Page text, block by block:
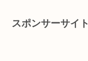
スポンサーサイト